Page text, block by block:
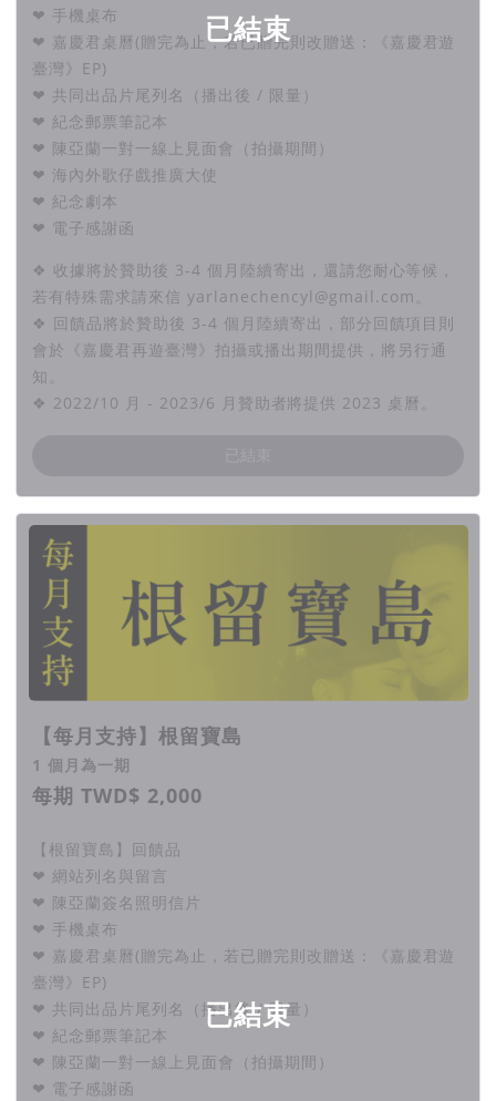
已結束
❤ 手機桌布
❤ 嘉慶君桌曆(贈完為止，若已贈完則改贈送：《嘉慶君遊
臺灣》EP)
❤ 共同出品片尾列名（播出後 / 限量）
❤ 紀念郵票筆記本
❤ 陳亞蘭一對一線上見面會（拍攝期間）
❤ 海內外歌仔戲推廣大使
❤ 紀念劇本
❤ 電子感謝函
❖ 收據將於贊助後 3-4 個月陸續寄出，還請您耐心等候，
若有特殊需求請來信 yarlanechencyl@gmail.com。
❖ 回饋品將於贊助後 3-4 個月陸續寄出，部分回饋項目則
會於《嘉慶君再遊臺灣》拍攝或播出期間提供，將另行通
知。
❖ 2022/10 月 - 2023/6 月贊助者將提供 2023 桌曆。
已結束
【每月支持】根留寶島
1 個月為一期
每期 TWD$ 2,000
【根留寶島】回饋品
❤ 網站列名與留言
❤ 陳亞蘭簽名照明信片
❤ 手機桌布
❤ 嘉慶君桌曆(贈完為止，若已贈完則改贈送：《嘉慶君遊
臺灣》EP)
❤ 共同出品片尾列名（播出後 / 限量）
❤ 紀念郵票筆記本
❤ 陳亞蘭一對一線上見面會（拍攝期間）
❤ 電子感謝函